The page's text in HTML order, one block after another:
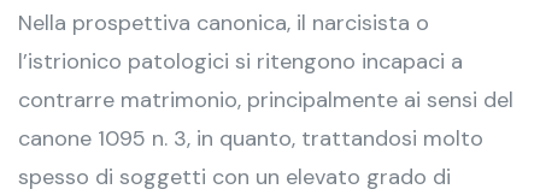
Nella prospettiva canonica, il narcisista o
l’istrionico patologici si ritengono incapaci a
contrarre matrimonio, principalmente ai sensi del
canone 1095 n. 3, in quanto, trattandosi molto
spesso di soggetti con un elevato grado di